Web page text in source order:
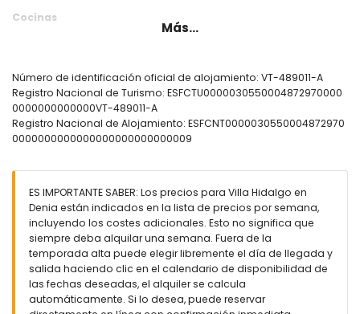
Cocinas
eléctrico, batidora, tostadora y exprimidor
Cocina con microondas y frigorífico
Dormitorios y baños
Dormitorio con aire acondicionado, cama king-size (de
Dormitorio con aire acondicionado y 2 camas individuales
(de 200 por 90cm)
Baño en suite con lavabo, bañera, ducha, bidé y váter
Baño con lavabo, ducha, bidé y váter
Baño con lavabo, ducha y váter
Exterior de la villa
Parcela grande y cerrada
Más...
Número de identificación oficial de alojamiento: VT-489011-A
Registro Nacional de Turismo: ESFCTU0000030550004872970000
0000000000000VT-489011-A
Registro Nacional de Alojamiento: ESFCNT0000030550004872970
0000000000000000000000000009
ES IMPORTANTE SABER: Los precios para Villa Hidalgo en
Denia están indicados en la lista de precios por semana,
incluyendo los costes adicionales. Esto no significa que
siempre deba alquilar una semana. Fuera de la
temporada alta puede elegir libremente el día de llegada y
salida haciendo clic en el calendario de disponibilidad de
las fechas deseadas, el alquiler se calcula
automáticamente. Si lo desea, puede reservar